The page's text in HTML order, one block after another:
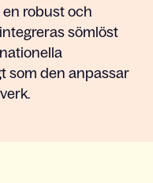
robust och
sömlöst
som den anpassar